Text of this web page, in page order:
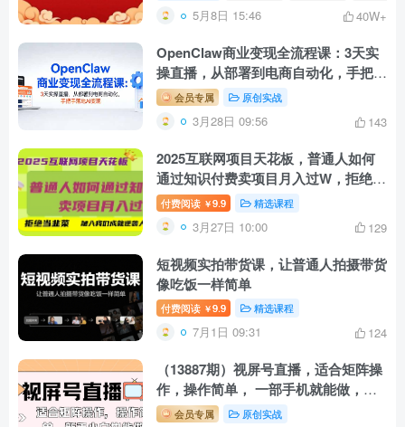
5月8日 15:46 40W+
OpenClaw商业变现全流程课：3天实
操直播，从部署到电商自动化，手把手
落地AI变现
会员专属 原创实战
3月28日 09:56 143
2025互联网项目天花板，普通人如何
通过知识付费卖项目月入过W，拒绝当
韭菜【揭秘】
付费阅读 ￥9.9 精选课程
3月27日 10:00 129
短视频实拍带货课，让普通人拍摄带货
像吃饭一样简单
付费阅读 ￥9.9 精选课程
7月1日 09:31 124
（13887期）视屏号直播，适合矩阵操
作，操作简单， 一部手机就能做，小
白也能做，…
会员专属 原创实战